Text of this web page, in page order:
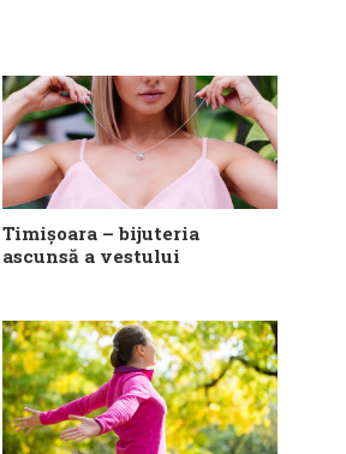
Timișoara – bijuteria
ascunsă a vestului